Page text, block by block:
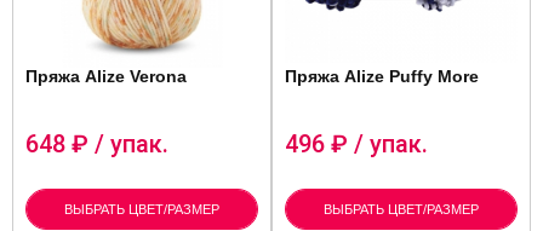
Пряжа Alize Verona
648 ₽ / упак.
ВЫБРАТЬ ЦВЕТ/РАЗМЕР
Пряжа Alize Puffy More
496 ₽ / упак.
ВЫБРАТЬ ЦВЕТ/РАЗМЕР